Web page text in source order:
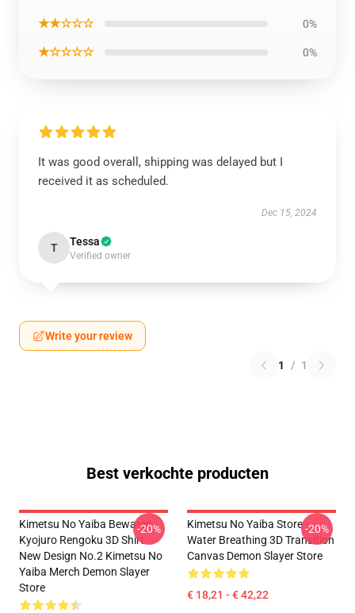
★★☆☆☆ 0%
★☆☆☆☆ 0%
It was good overall, shipping was delayed but I
received it as scheduled.
Dec 15, 2024
T Tessa
Verified owner
Write your review
1 / 1
Best verkochte producten
Kimetsu No Yaiba Bewaren -
Kyojuro Rengoku 3D Shirt
New Design No.2 Kimetsu No
Yaiba Merch Demon Slayer
Store
-20%
Kimetsu No Yaiba Store -
Water Breathing 3D Transition
Canvas Demon Slayer Store
€ 18,21 - € 42,22
-20%